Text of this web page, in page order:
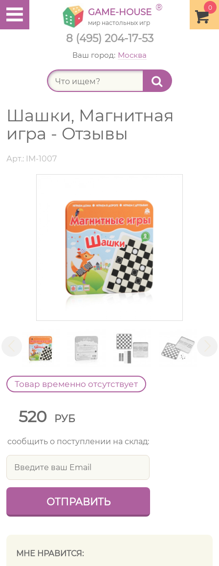
8 (495) 204-17-53
0
GAME-HOUSE ®
мир настольных игр
Ваш город: Москва
Шашки, Магнитная
игра - Отзывы
Арт.: IM-1007
Товар временно отсутствует
520 РУБ
сообщить о поступлении на склад:
МНЕ НРАВИТСЯ: